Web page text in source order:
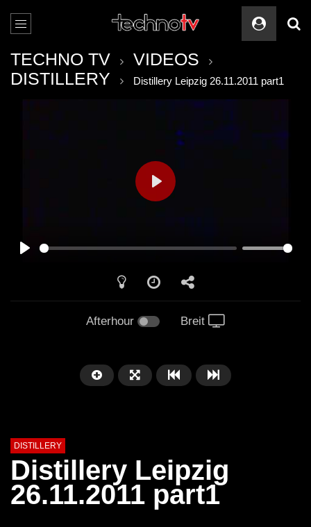
TECHNO TV
VIDEOS
DISTILLERY
Distillery Leipzig 26.11.2011 part1
PLAY
Afterhour Breit
DISTILLERY
Distillery Leipzig
26.11.2011 part1